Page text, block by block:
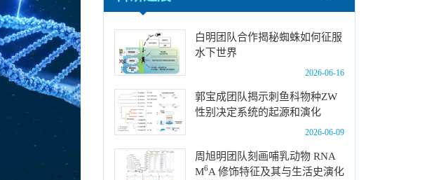
中国科学院动物研究所2026年博士招考“申请-考
核”制进入笔试名单公示[2026-01-14]
中国科学院动物研究所2026年招收春季入学博
士研究生拟录取结果公示[2025-12-03]
中国科学院动物研究所2025年第一批报废固定
资产处置项目成交结果公告
中国科学院动物研究所2026年招收博士研究生
拟录取名单公示
[2026-06-05]
白明团队合作揭秘蜘蛛如何征服
水下世界
2026-06-16
郭宝成团队揭示刺鱼科物种ZW
性别决定系统的起源和演化
2026-06-09
周旭明团队刻画哺乳动物 RNA
M6A 修饰特征及其与生活史演化